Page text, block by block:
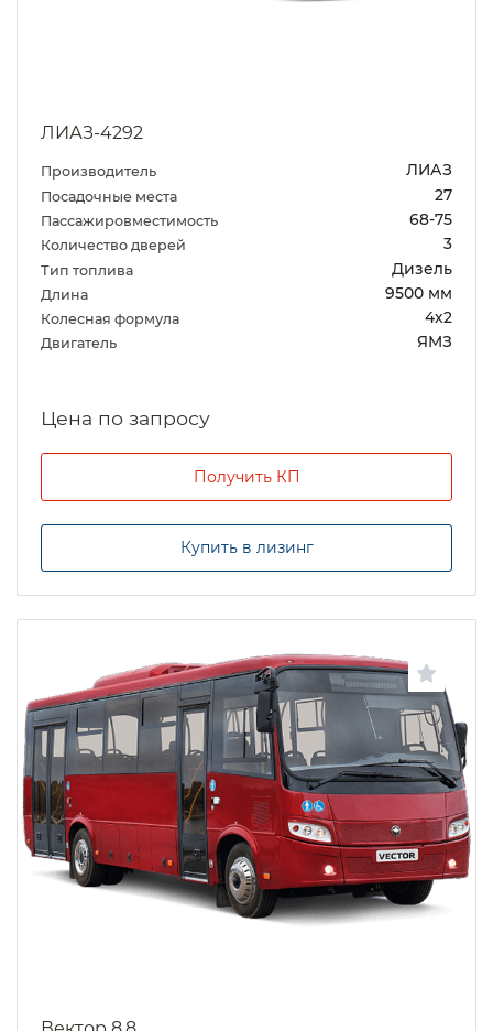
ЛИАЗ-4292
Производитель ЛИАЗ
Посадочные места 27
Пассажировместимость 68-75
Количество дверей 3
Тип топлива Дизель
Длина 9500 мм
Колесная формула 4х2
Двигатель ЯМЗ
Цена по запросу
Получить КП
Купить в лизинг